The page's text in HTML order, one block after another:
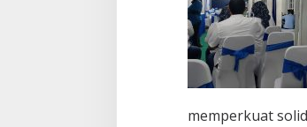
memperkuat